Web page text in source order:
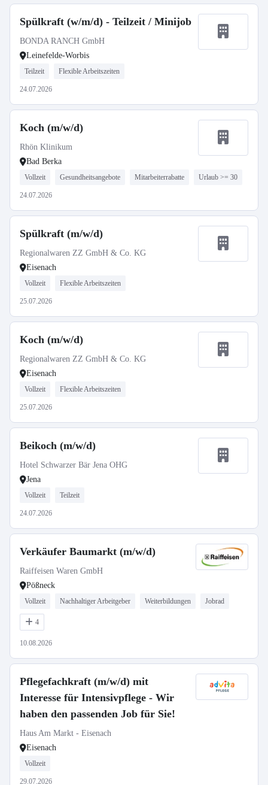
Spülkraft (w/m/d) - Teilzeit / Minijob
BONDA RANCH GmbH
Leinefelde-Worbis
Teilzeit Flexible Arbeitszeiten
24.07.2026
Koch (m/w/d)
Rhön Klinikum
Bad Berka
Vollzeit Gesundheitsangebote Mitarbeiterrabatte Urlaub >= 30
24.07.2026
Spülkraft (m/w/d)
Regionalwaren ZZ GmbH & Co. KG
Eisenach
Vollzeit Flexible Arbeitszeiten
25.07.2026
Koch (m/w/d)
Regionalwaren ZZ GmbH & Co. KG
Eisenach
Vollzeit Flexible Arbeitszeiten
25.07.2026
Beikoch (m/w/d)
Hotel Schwarzer Bär Jena OHG
Jena
Vollzeit Teilzeit
24.07.2026
Verkäufer Baumarkt (m/w/d)
Raiffeisen Waren GmbH
Pößneck
Vollzeit Nachhaltiger Arbeitgeber Weiterbildungen Jobrad
4
10.08.2026
Pflegefachkraft (m/w/d) mit
Interesse für Intensivpflege - Wir
haben den passenden Job für Sie!
Haus Am Markt - Eisenach
Eisenach
Vollzeit
29.07.2026